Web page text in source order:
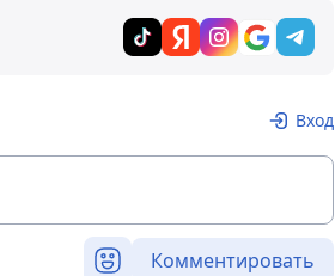
Вход
Комментировать